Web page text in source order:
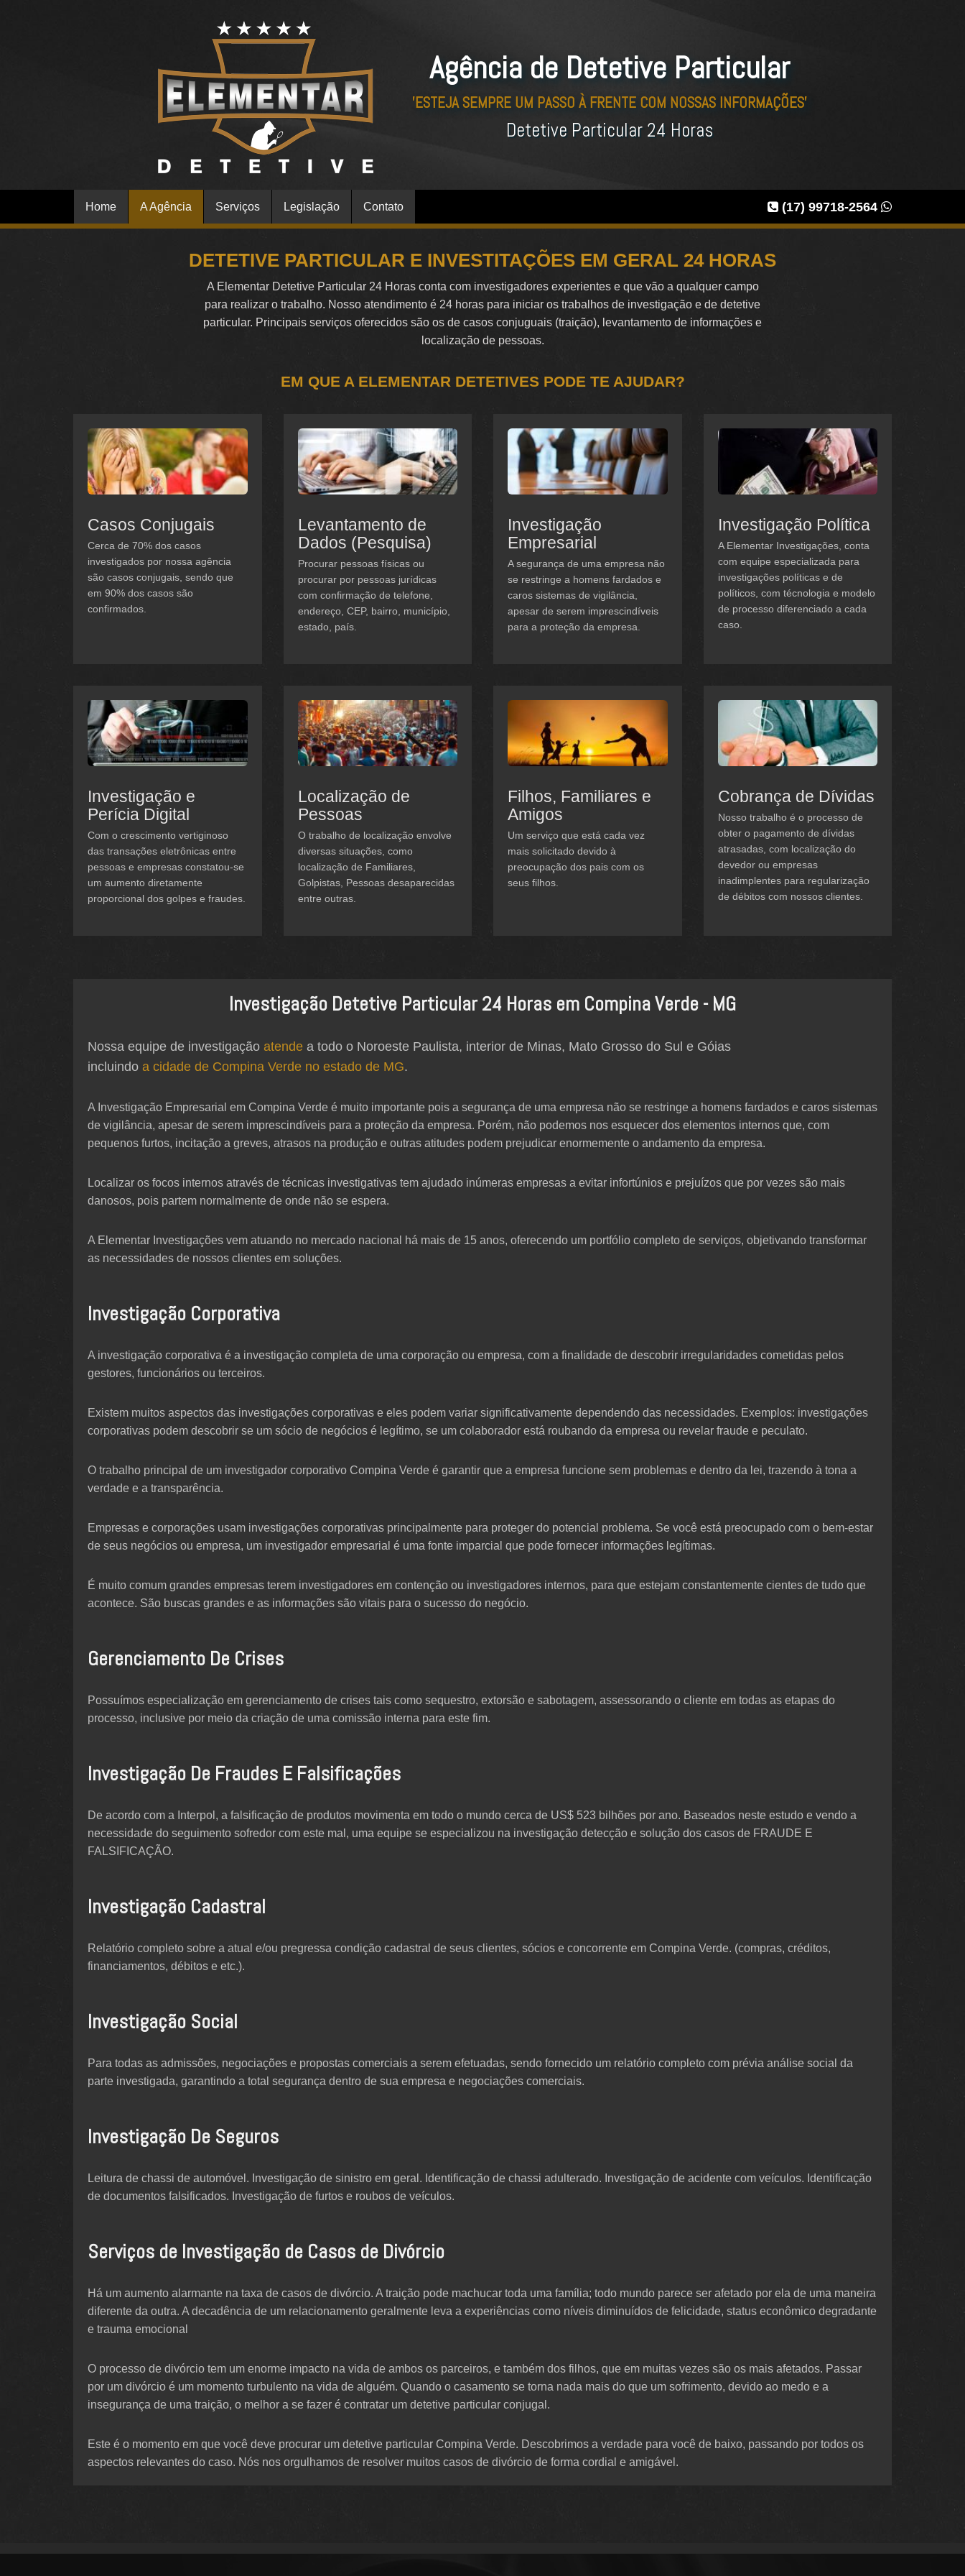
Agência de Detetive Particular
'ESTEJA SEMPRE UM PASSO À FRENTE COM NOSSAS INFORMAÇÕES'
Detetive Particular 24 Horas
(17) 99718-2564
Home A Agência Serviços Legislação Contato
DETETIVE PARTICULAR E INVESTITAÇÕES EM GERAL 24 HORAS
A Elementar Detetive Particular 24 Horas conta com investigadores experientes e que vão a qualquer campo
para realizar o trabalho. Nosso atendimento é 24 horas para iniciar os trabalhos de investigação e de detetive
particular. Principais serviços oferecidos são os de casos conjuguais (traição), levantamento de informações e
localização de pessoas.
EM QUE A ELEMENTAR DETETIVES PODE TE AJUDAR?
Casos Conjugais
Cerca de 70% dos casos
investigados por nossa agência
são casos conjugais, sendo que
em 90% dos casos são
confirmados.
Levantamento de
Dados (Pesquisa)
Procurar pessoas físicas ou
procurar por pessoas jurídicas
com confirmação de telefone,
endereço, CEP, bairro, município,
estado, país.
Investigação
Empresarial
A segurança de uma empresa não
se restringe a homens fardados e
caros sistemas de vigilância,
apesar de serem imprescindíveis
para a proteção da empresa.
Investigação Política
A Elementar Investigações, conta
com equipe especializada para
investigações políticas e de
políticos, com técnologia e modelo
de processo diferenciado a cada
caso.
Investigação e
Perícia Digital
Com o crescimento vertiginoso
das transações eletrônicas entre
pessoas e empresas constatou-se
um aumento diretamente
proporcional dos golpes e fraudes.
Localização de
Pessoas
O trabalho de localização envolve
diversas situações, como
localização de Familiares,
Golpistas, Pessoas desaparecidas
entre outras.
Filhos, Familiares e
Amigos
Um serviço que está cada vez
mais solicitado devido à
preocupação dos pais com os
seus filhos.
Cobrança de Dívidas
Nosso trabalho é o processo de
obter o pagamento de dívidas
atrasadas, com localização do
devedor ou empresas
inadimplentes para regularização
de débitos com nossos clientes.
Investigação Detetive Particular 24 Horas em Compina Verde - MG
Nossa equipe de investigação atende a todo o Noroeste Paulista, interior de Minas, Mato Grosso do Sul e Góias
incluindo a cidade de Compina Verde no estado de MG.
A Investigação Empresarial em Compina Verde é muito importante pois a segurança de uma empresa não se restringe a homens fardados e caros sistemas
de vigilância, apesar de serem imprescindíveis para a proteção da empresa. Porém, não podemos nos esquecer dos elementos internos que, com
pequenos furtos, incitação a greves, atrasos na produção e outras atitudes podem prejudicar enormemente o andamento da empresa.
Localizar os focos internos através de técnicas investigativas tem ajudado inúmeras empresas a evitar infortúnios e prejuízos que por vezes são mais
danosos, pois partem normalmente de onde não se espera.
A Elementar Investigações vem atuando no mercado nacional há mais de 15 anos, oferecendo um portfólio completo de serviços, objetivando transformar
as necessidades de nossos clientes em soluções.
Investigação Corporativa
A investigação corporativa é a investigação completa de uma corporação ou empresa, com a finalidade de descobrir irregularidades cometidas pelos
gestores, funcionários ou terceiros.
Existem muitos aspectos das investigações corporativas e eles podem variar significativamente dependendo das necessidades. Exemplos: investigações
corporativas podem descobrir se um sócio de negócios é legítimo, se um colaborador está roubando da empresa ou revelar fraude e peculato.
O trabalho principal de um investigador corporativo Compina Verde é garantir que a empresa funcione sem problemas e dentro da lei, trazendo à tona a
verdade e a transparência.
Empresas e corporações usam investigações corporativas principalmente para proteger do potencial problema. Se você está preocupado com o bem-estar
de seus negócios ou empresa, um investigador empresarial é uma fonte imparcial que pode fornecer informações legítimas.
É muito comum grandes empresas terem investigadores em contenção ou investigadores internos, para que estejam constantemente cientes de tudo que
acontece. São buscas grandes e as informações são vitais para o sucesso do negócio.
Gerenciamento De Crises
Possuímos especialização em gerenciamento de crises tais como sequestro, extorsão e sabotagem, assessorando o cliente em todas as etapas do
processo, inclusive por meio da criação de uma comissão interna para este fim.
Investigação De Fraudes E Falsificações
De acordo com a Interpol, a falsificação de produtos movimenta em todo o mundo cerca de US$ 523 bilhões por ano. Baseados neste estudo e vendo a
necessidade do seguimento sofredor com este mal, uma equipe se especializou na investigação detecção e solução dos casos de FRAUDE E
FALSIFICAÇÃO.
Investigação Cadastral
Relatório completo sobre a atual e/ou pregressa condição cadastral de seus clientes, sócios e concorrente em Compina Verde. (compras, créditos,
financiamentos, débitos e etc.).
Investigação Social
Para todas as admissões, negociações e propostas comerciais a serem efetuadas, sendo fornecido um relatório completo com prévia análise social da
parte investigada, garantindo a total segurança dentro de sua empresa e negociações comerciais.
Investigação De Seguros
Leitura de chassi de automóvel. Investigação de sinistro em geral. Identificação de chassi adulterado. Investigação de acidente com veículos. Identificação
de documentos falsificados. Investigação de furtos e roubos de veículos.
Serviços de Investigação de Casos de Divórcio
Há um aumento alarmante na taxa de casos de divórcio. A traição pode machucar toda uma família; todo mundo parece ser afetado por ela de uma maneira
diferente da outra. A decadência de um relacionamento geralmente leva a experiências como níveis diminuídos de felicidade, status econômico degradante
e trauma emocional
O processo de divórcio tem um enorme impacto na vida de ambos os parceiros, e também dos filhos, que em muitas vezes são os mais afetados. Passar
por um divórcio é um momento turbulento na vida de alguém. Quando o casamento se torna nada mais do que um sofrimento, devido ao medo e a
insegurança de uma traição, o melhor a se fazer é contratar um detetive particular conjugal.
Este é o momento em que você deve procurar um detetive particular Compina Verde. Descobrimos a verdade para você de baixo, passando por todos os
aspectos relevantes do caso. Nós nos orgulhamos de resolver muitos casos de divórcio de forma cordial e amigável.